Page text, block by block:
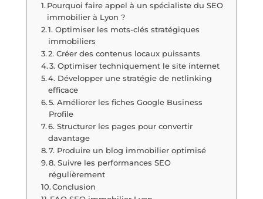
Pourquoi faire appel à un spécialiste du SEO
immobilier à Lyon ?
1. Optimiser les mots-clés stratégiques
immobiliers
2. Créer des contenus locaux puissants
3. Optimiser techniquement le site internet
4. Développer une stratégie de netlinking
efficace
5. Améliorer les fiches Google Business
Profile
6. Structurer les pages pour convertir
davantage
7. Produire un blog immobilier optimisé
8. Suivre les performances SEO
régulièrement
Conclusion